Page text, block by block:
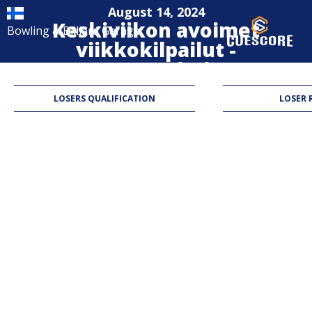
Bowling & Billiard Garage
August 14, 2024
Keskiviikon avoimet
viikkokilpailut -
Kerava (23)
10-Ball
LOSERS QUALIFICATION LOSER